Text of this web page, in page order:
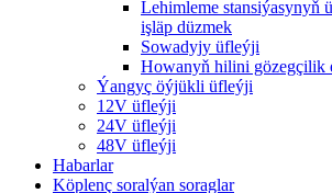
Lehimleme stansiýasynyň
işläp düzmek
Sowadyjy üfleýji
Howanyň hilini gözegçilik
Ýangyç öýjükli üfleýji
12V üfleýji
24V üfleýji
48V üfleýji
Habarlar
Köplenç soralýan soraglar